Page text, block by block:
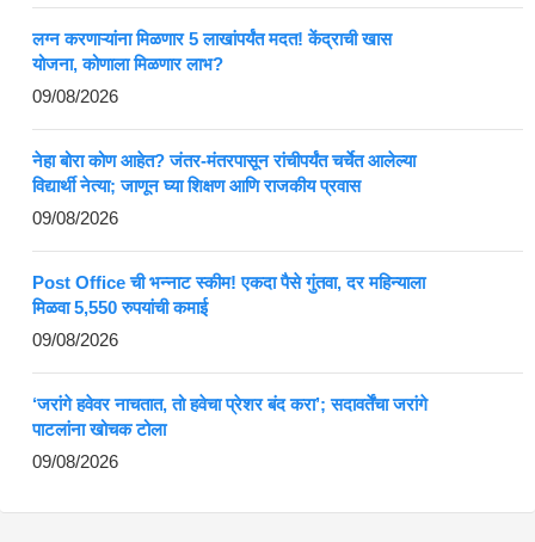
लग्न करणाऱ्यांना मिळणार 5 लाखांपर्यंत मदत! केंद्राची खास
योजना, कोणाला मिळणार लाभ?
09/08/2026
नेहा बोरा कोण आहेत? जंतर-मंतरपासून रांचीपर्यंत चर्चेत आलेल्या
विद्यार्थी नेत्या; जाणून घ्या शिक्षण आणि राजकीय प्रवास
09/08/2026
Post Office ची भन्नाट स्कीम! एकदा पैसे गुंतवा, दर महिन्याला
मिळवा 5,550 रुपयांची कमाई
09/08/2026
‘जरांगे हवेवर नाचतात, तो हवेचा प्रेशर बंद करा’; सदावर्तेंचा जरांगे
पाटलांना खोचक टोला
09/08/2026